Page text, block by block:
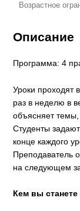
Возрастное
Описание
Программа: 4
Уроки проходят
раз в неделю в
объясняет темы,
Студенты
конце каждого
Преподаватель
на следующем
Кем вы станете